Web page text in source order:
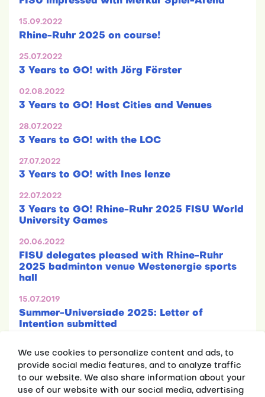
15.09.2022
Rhine-Ruhr 2025 on course!
25.07.2022
3 Years to GO! with Jörg Förster
02.08.2022
3 Years to GO! Host Cities and Venues
28.07.2022
3 Years to GO! with the LOC
27.07.2022
3 Years to GO! with Ines lenze
22.07.2022
3 Years to GO! Rhine-Ruhr 2025 FISU World
University Games
20.06.2022
FISU delegates pleased with Rhine-Ruhr
2025 badminton venue Westenergie sports
hall
15.07.2019
Summer-Universiade 2025: Letter of
Intention submitted
We use cookies to personalize content and ads, to
provide social media features, and to analyze traffic
to our website. We also share information about your
use of our website with our social media, advertising